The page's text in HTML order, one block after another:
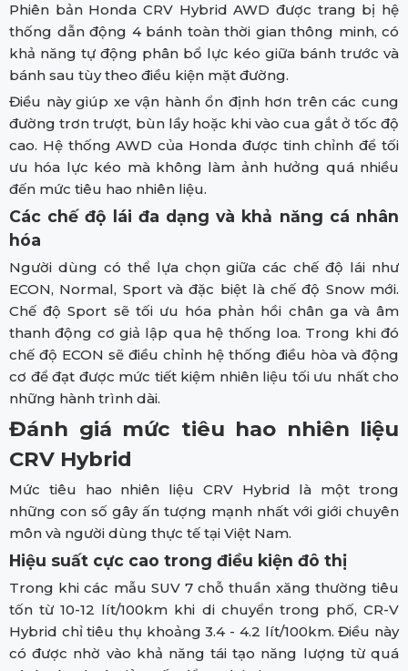
Phiên bản Honda CRV Hybrid AWD được trang bị hệ
thống dẫn động 4 bánh toàn thời gian thông minh, có
khả năng tự động phân bổ lực kéo giữa bánh trước và
bánh sau tùy theo điều kiện mặt đường.
Điều này giúp xe vận hành ổn định hơn trên các cung
đường trơn trượt, bùn lầy hoặc khi vào cua gắt ở tốc độ
cao. Hệ thống AWD của Honda được tinh chỉnh để tối
ưu hóa lực kéo mà không làm ảnh hưởng quá nhiều
đến mức tiêu hao nhiên liệu.
Các chế độ lái đa dạng và khả năng cá nhân
hóa
Người dùng có thể lựa chọn giữa các chế độ lái như
ECON, Normal, Sport và đặc biệt là chế độ Snow mới.
Chế độ Sport sẽ tối ưu hóa phản hồi chân ga và âm
thanh động cơ giả lập qua hệ thống loa. Trong khi đó
chế độ ECON sẽ điều chỉnh hệ thống điều hòa và động
cơ để đạt được mức tiết kiệm nhiên liệu tối ưu nhất cho
những hành trình dài.
Đánh giá mức tiêu hao nhiên liệu
CRV Hybrid
Mức tiêu hao nhiên liệu CRV Hybrid là một trong
những con số gây ấn tượng mạnh nhất với giới chuyên
môn và người dùng thực tế tại Việt Nam.
Hiệu suất cực cao trong điều kiện đô thị
Trong khi các mẫu SUV 7 chỗ thuần xăng thường tiêu
tốn từ 10-12 lít/100km khi di chuyển trong phố, CR-V
Hybrid chỉ tiêu thụ khoảng 3.4 - 4.2 lít/100km. Điều này
có được nhờ vào khả năng tái tạo năng lượng từ quá